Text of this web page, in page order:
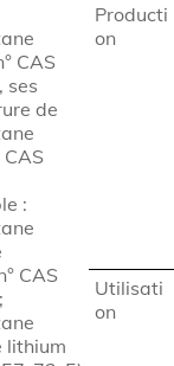
CAS
ses
de
CAS
:
CAS
lithium
Producti
on
Utilisati
on